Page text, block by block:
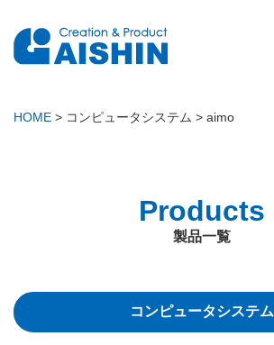
HOME > コンピュータシステム > aimo
Products
製品一覧
コンピュータシステム